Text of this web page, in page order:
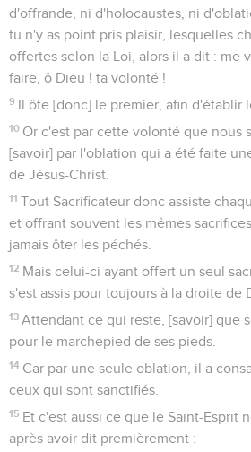
d'offrande, ni d'holocaustes, ni
tu n'y as point pris plaisir, lesquelles
offertes selon la Loi, alors il a dit : me
faire, ô Dieu ! ta volonté !
9 Il ôte [donc] le premier, afin d'établir
10 Or c'est par cette volonté que nous
[savoir] par l'oblation qui a été faite
de Jésus-Christ.
11 Tout Sacrificateur donc assiste
et offrant souvent les mêmes
jamais ôter les péchés.
12 Mais celui-ci ayant offert un seul
s'est assis pour toujours à la droite de
13 Attendant ce qui reste, [savoir] que
pour le marchepied de ses pieds.
14 Car par une seule oblation, il a
ceux qui sont sanctifiés.
15 Et c'est aussi ce que le Saint-Esprit
après avoir dit premièrement :